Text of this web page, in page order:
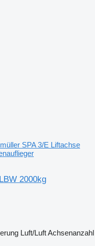
SPA 3/E Liftachse
2000kg
Luft/LuftAchsenanzahl